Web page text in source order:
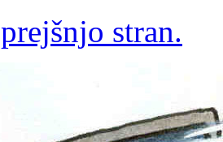
prejšnjo stran.